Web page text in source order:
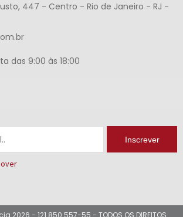
447 - Centro - Rio de Janeiro - RJ -
das 9:00 às 18:00
Inscrever
2026 - 121.850.557-55 - TODOS OS DIREITOS